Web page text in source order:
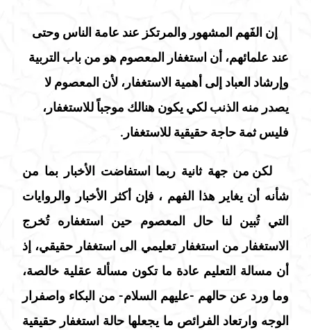
إن الفَهم المشهور والمرتكز عند عامة الناس وحتى
عند علمائهم، أن استغفار المعصوم هو من باب التربية
وإرشاد العباد إلى أهمية الاستغفار، لأن المعصوم لا
يصدر منه الذنب لكي يكون هنالك موجباً للاستغفار،
فليس ثمة حاجة حقيقية للاستغفار.
لكن من جهة ثانية ربما استفاضت الأخبار بما من
شأنه أن يغاير هذا الفهم ، فإن أكثر الأخبار والروايات
التي تُبين لنا حال المعصوم حين استغفاره تُخرج
الاستغفار من استغفار تعليمي الى استغفار حقيقي، إذ
أن مسالة التعليم عادة ما تكون مسألة عقلية خالصة،
وما ورد عن حالهم -عليهم السلام- من البكاء واصفرار
الوجه وارتعاد الفرائص ما يجعلها حالة استغفار حقيقية